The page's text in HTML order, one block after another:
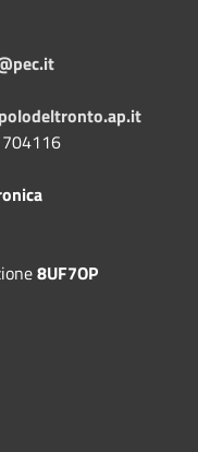
8UF7OP